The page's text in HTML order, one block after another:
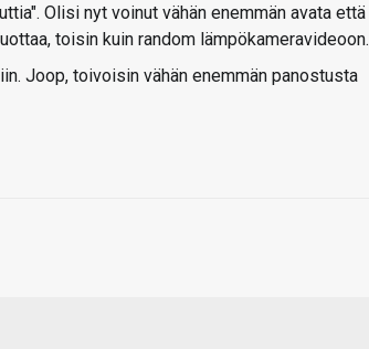
Olisi nyt voinut vähän enemmän avata että
toisin kuin random lämpökameravideoon.
Joop, toivoisin vähän enemmän panostusta